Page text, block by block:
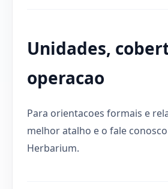
Unidades,
operacao
Para orientacoes formais e
melhor atalho e o fale
Herbarium.